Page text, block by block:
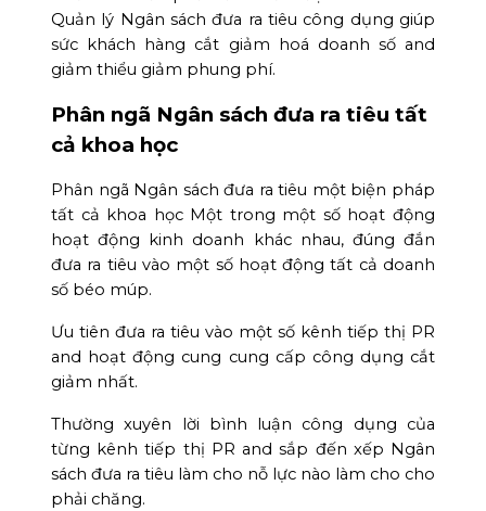
Quản lý Ngân sách đưa ra tiêu công dụng giúp
sức khách hàng cắt giảm hoá doanh số and
giảm thiểu giảm phung phí.
Phân ngã Ngân sách đưa ra tiêu tất
cả khoa học
Phân ngã Ngân sách đưa ra tiêu một biện pháp
tất cả khoa học Một trong một số hoạt động
hoạt động kinh doanh khác nhau, đúng đắn
đưa ra tiêu vào một số hoạt động tất cả doanh
số béo múp.
Ưu tiên đưa ra tiêu vào một số kênh tiếp thị PR
and hoạt động cung cung cấp công dụng cắt
giảm nhất.
Thường xuyên lời bình luận công dụng của
từng kênh tiếp thị PR and sắp đến xếp Ngân
sách đưa ra tiêu làm cho nỗ lực nào làm cho cho
phải chăng.